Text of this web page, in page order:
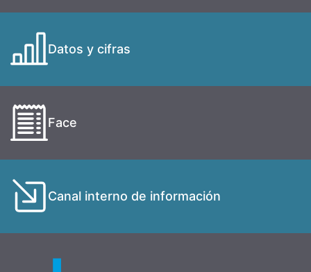
Datos y cifras
Face
Canal interno de información